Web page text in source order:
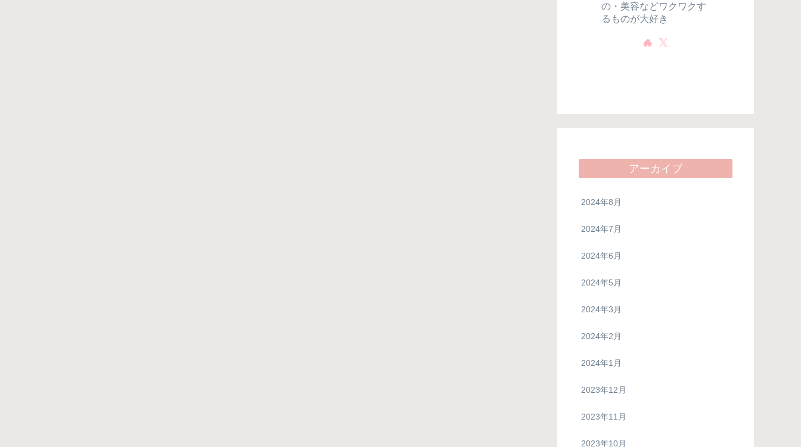
の・美容などワクワクす
るものが大好き
アーカイブ
2024年8月
2024年7月
2024年6月
2024年5月
2024年3月
2024年2月
2024年1月
2023年12月
2023年11月
2023年10月